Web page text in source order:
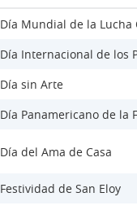
Día Mundial de la Lucha
Día Internacional de los
Día sin Arte
Día Panamericano de la
Día del Ama de Casa
Festividad de San Eloy